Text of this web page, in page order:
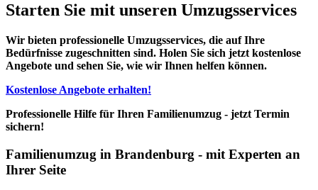
Starten Sie mit unseren Umzugsservices
Wir bieten professionelle Umzugsservices, die auf Ihre
Bedürfnisse zugeschnitten sind. Holen Sie sich jetzt kostenlose
Angebote und sehen Sie, wie wir Ihnen helfen können.
Kostenlose Angebote erhalten!
Professionelle Hilfe für Ihren Familienumzug - jetzt Termin
sichern!
Familienumzug in Brandenburg - mit Experten an
Ihrer Seite